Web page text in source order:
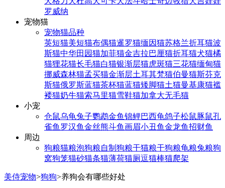
罗威纳
宠物猫
宠物猫品种
英短猫美短猫布偶猫暹罗猫缅因猫苏格兰折耳猫波
斯猫中华田园猫加菲猫金吉拉巴厘猫折耳猫犬猫橘
猫狸花猫长毛猫白猫银渐层猫虎斑猫三花猫缅甸猫
挪威森林猫孟买猫金渐层土耳其梵猫伯曼猫斯芬克
斯猫俄罗斯蓝猫茶杯猫蓝猫矮脚猫土猫曼基康猫褴
褛猫奶牛猫索马里猫雪鞋猫加拿大无毛猫
小宠
仓鼠乌龟兔子鹦鹉金鱼锦鲤巴西龟鸽子松鼠豚鼠孔
雀鱼 罗汉鱼金丝熊斗鱼画眉小丑鱼金龙鱼招财鱼
周边
狗粮猫粮泡狗粮自制狗粮干猫粮干狗粮龟粮兔粮狗
窝狗笼猫砂猫条猫薄荷猫厕逗猫棒猫爬架
美侍宠物>狗狗>养狗会有哪些好处